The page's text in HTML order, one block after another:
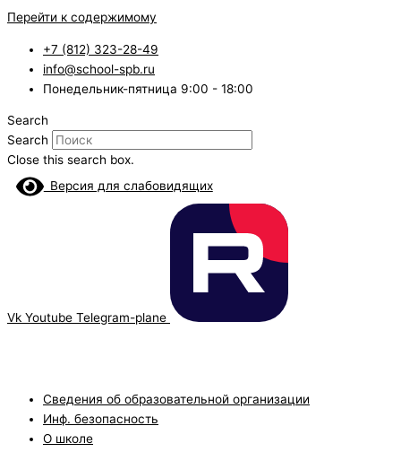
Перейти к содержимому
+7 (812) 323-28-49
info@school-spb.ru
Понедельник-пятница 9:00 - 18:00
Search
Search
Close this search box.
Версия для слабовидящих
Vk Youtube Telegram-plane
Сведения об образовательной организации
Инф. безопасность
О школе